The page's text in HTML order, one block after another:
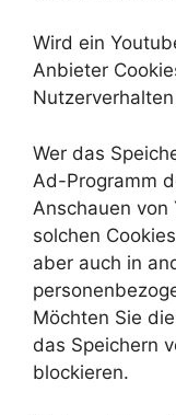
Wird ein
Anbieter
Wer das
Ad-Programm
Anschauen
solchen
aber auch in
Möchten Sie
das Speichern
blockieren.